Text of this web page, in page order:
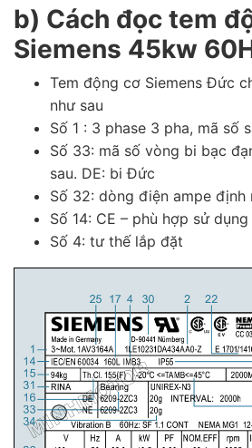
b) Cách đọc tem
Siemens 45kw
Tem động cơ Siemens Đức
như sau
Số 1 : 3 phase 3 pha, mã số
Số 33: mã số vòng bi bạc
sau. DE: bi Đức
Số 32: dòng điện ampe định
Số 14: CE – phù hợp sử
Số 4: tư thế lắp đặt